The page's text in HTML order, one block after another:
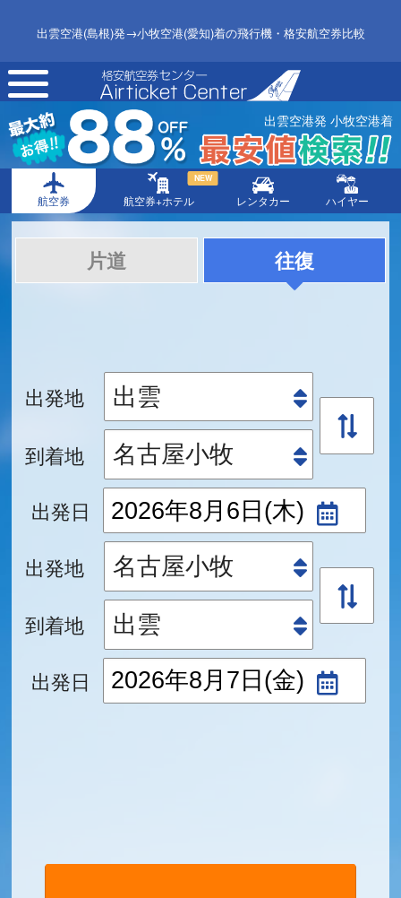
出雲空港(島根)発→小牧空港(愛知)着の飛行機・格安航空券比較
toggle
navigation
出雲空港発 小牧空港着
航空券 航空券+ホテル
NEW
レンタカー ハイヤー
片道 往復
出発地
到着地
出発日
出発地
到着地
出発日